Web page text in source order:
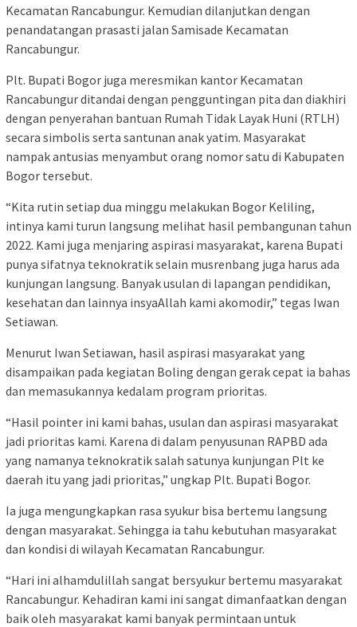
Kecamatan Rancabungur. Kemudian dilanjutkan dengan
penandatangan prasasti jalan Samisade Kecamatan
Rancabungur.
Plt. Bupati Bogor juga meresmikan kantor Kecamatan
Rancabungur ditandai dengan pengguntingan pita dan diakhiri
dengan penyerahan bantuan Rumah Tidak Layak Huni (RTLH)
secara simbolis serta santunan anak yatim. Masyarakat
nampak antusias menyambut orang nomor satu di Kabupaten
Bogor tersebut.
“Kita rutin setiap dua minggu melakukan Bogor Keliling,
intinya kami turun langsung melihat hasil pembangunan tahun
2022. Kami juga menjaring aspirasi masyarakat, karena Bupati
punya sifatnya teknokratik selain musrenbang juga harus ada
kunjungan langsung. Banyak usulan di lapangan pendidikan,
kesehatan dan lainnya insyaAllah kami akomodir,” tegas Iwan
Setiawan.
Menurut Iwan Setiawan, hasil aspirasi masyarakat yang
disampaikan pada kegiatan Boling dengan gerak cepat ia bahas
dan memasukannya kedalam program prioritas.
“Hasil pointer ini kami bahas, usulan dan aspirasi masyarakat
jadi prioritas kami. Karena di dalam penyusunan RAPBD ada
yang namanya teknokratik salah satunya kunjungan Plt ke
daerah itu yang jadi prioritas,” ungkap Plt. Bupati Bogor.
Ia juga mengungkapkan rasa syukur bisa bertemu langsung
dengan masyarakat. Sehingga ia tahu kebutuhan masyarakat
dan kondisi di wilayah Kecamatan Rancabungur.
“Hari ini alhamdulillah sangat bersyukur bertemu masyarakat
Rancabungur. Kehadiran kami ini sangat dimanfaatkan dengan
baik oleh masyarakat kami banyak permintaan untuk